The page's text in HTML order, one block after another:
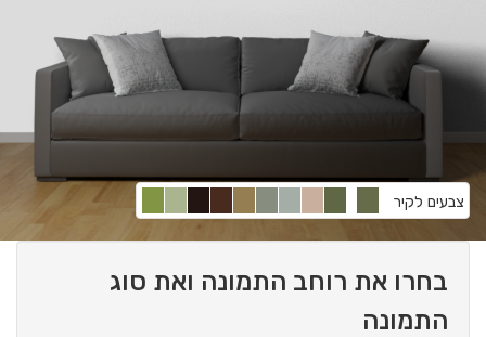
צבעים לקיר
בחרו את רוחב התמונה ואת סוג
התמונה